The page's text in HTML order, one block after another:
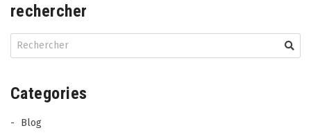
rechercher
Categories
Blog